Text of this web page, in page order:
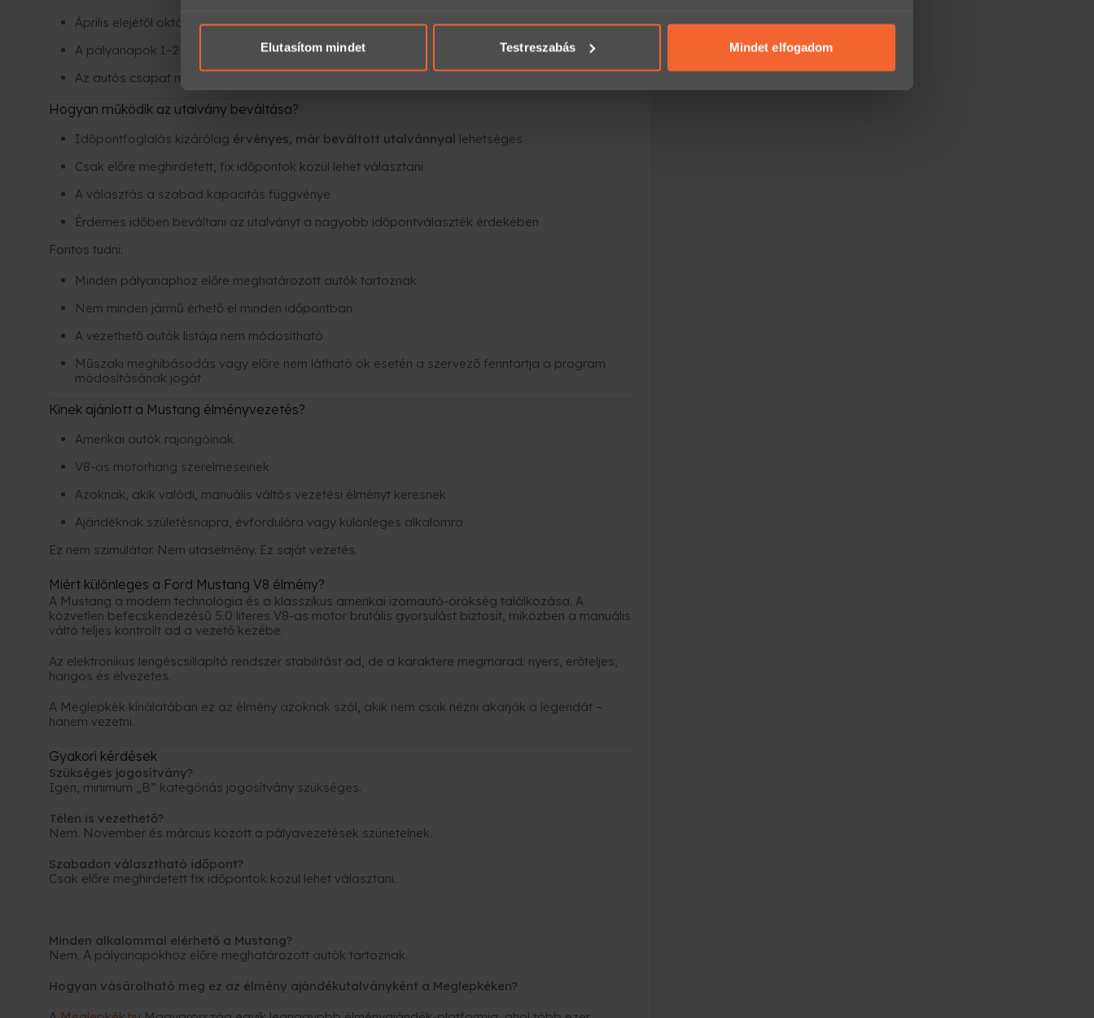
Elutasítom mindet Testreszabás Mindet elfogadom
Április elejétől október végéig
A pályanapok 1–2 hónapra előre kerülnek meghirdetésre
Az autós csapat meghatározott napokon béreli a pályát
Hogyan működik az utalvány beváltása?
Időpontfoglalás kizárólag érvényes, már beváltott utalvánnyal lehetséges
Csak előre meghirdetett, fix időpontok közül lehet választani
A választás a szabad kapacitás függvénye
Érdemes időben beváltani az utalványt a nagyobb időpontválaszték érdekében
Fontos tudni:
Minden pályanaphoz előre meghatározott autók tartoznak
Nem minden jármű érhető el minden időpontban
A vezethető autók listája nem módosítható
Műszaki meghibásodás vagy előre nem látható ok esetén a szervező fenntartja a program
módosításának jogát
Kinek ajánlott a Mustang élményvezetés?
Amerikai autók rajongóinak
V8-as motorhang szerelmeseinek
Azoknak, akik valódi, manuális váltós vezetési élményt keresnek
Ajándéknak születésnapra, évfordulóra vagy különleges alkalomra
Ez nem szimulátor. Nem utasélmény. Ez saját vezetés.
Miért különleges a Ford Mustang V8 élmény?
A Mustang a modern technológia és a klasszikus amerikai izomautó-örökség találkozása. A
közvetlen befecskendezésű 5.0 literes V8-as motor brutális gyorsulást biztosít, miközben a manuális
váltó teljes kontrollt ad a vezető kezébe.
Az elektronikus lengéscsillapító rendszer stabilitást ad, de a karaktere megmarad: nyers, erőteljes,
hangos és élvezetes.
A Meglepkék kínálatában ez az élmény azoknak szól, akik nem csak nézni akarják a legendát –
hanem vezetni.
Gyakori kérdések
Szükséges jogosítvány?
Igen, minimum „B” kategóriás jogosítvány szükséges.
Télen is vezethető?
Nem. November és március között a pályavezetések szünetelnek.
Szabadon választható időpont?
Csak előre meghirdetett fix időpontok közül lehet választani.
Minden alkalommal elérhető a Mustang?
Nem. A pályanapokhoz előre meghatározott autók tartoznak.
Hogyan vásárolható meg ez az élmény ajándékutalványként a Meglepkéken?